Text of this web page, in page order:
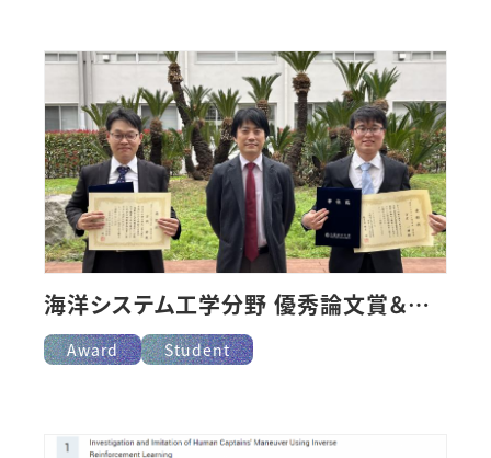
Award Student
海洋システム工学分野 優秀論文賞＆奨励賞を受賞